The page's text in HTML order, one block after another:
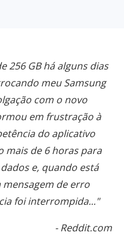
256 GB há alguns dias
meu Samsung
com o novo
em frustração à
do aplicativo
mais de 6 horas para
e, quando está
de erro
foi interrompida..."
- Reddit.com